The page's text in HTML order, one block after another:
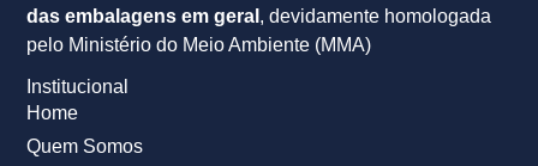
das embalagens em geral , devidamente homologada
pelo Ministério do Meio Ambiente (MMA)
Institucional
Home
Quem Somos